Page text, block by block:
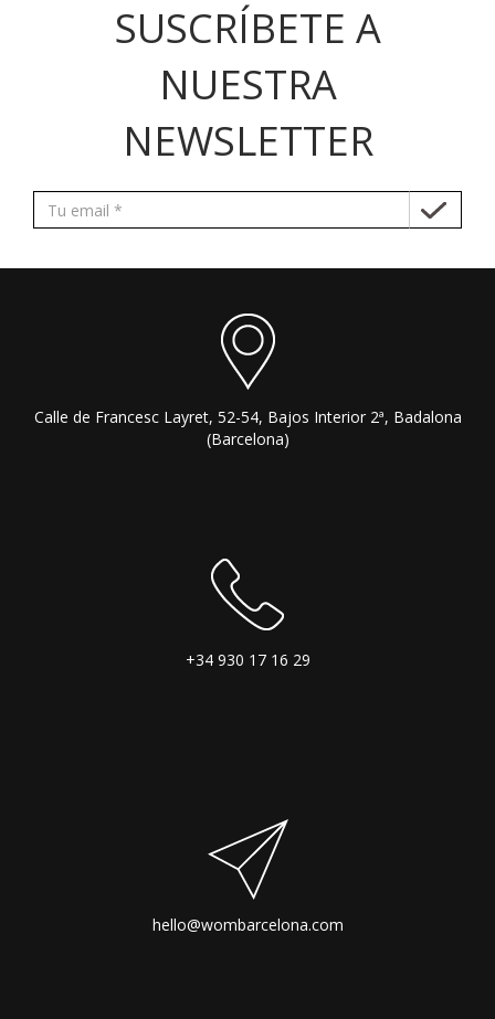
SUSCRÍBETE A
NUESTRA
NEWSLETTER
Calle de Francesc Layret, 52-54, Bajos Interior 2ª, Badalona
(Barcelona)
+34 930 17 16 29
hello@wombarcelona.com